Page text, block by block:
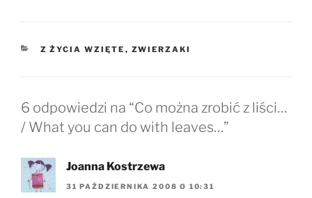
KATEGORIE
Z ŻYCIA WZIĘTE , ZWIERZAKI
6 odpowiedzi na “Co można zrobić z liści…
/ What you can do with leaves…”
Joanna Kostrzewa
31 PAŹDZIERNIKA 2008 O 10:31